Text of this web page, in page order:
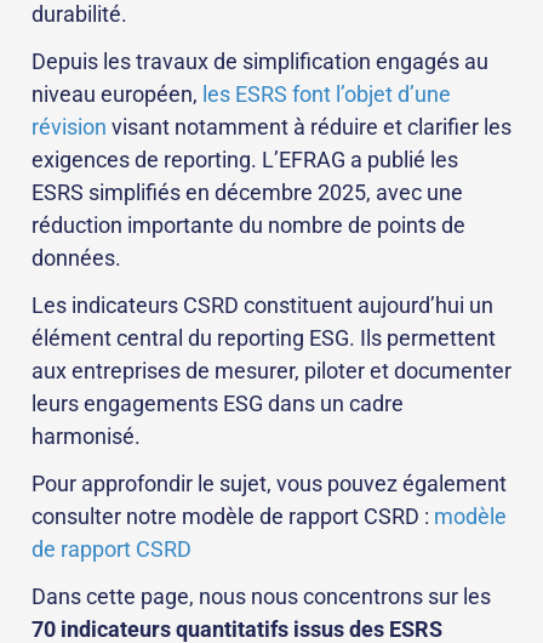
durabilité.
Depuis les travaux de simplification engagés au
niveau européen, les ESRS font l’objet d’une
révision visant notamment à réduire et clarifier les
exigences de reporting. L’EFRAG a publié les
ESRS simplifiés en décembre 2025, avec une
réduction importante du nombre de points de
données.
Les indicateurs CSRD constituent aujourd’hui un
élément central du reporting ESG. Ils permettent
aux entreprises de mesurer, piloter et documenter
leurs engagements ESG dans un cadre
harmonisé.
Pour approfondir le sujet, vous pouvez également
consulter notre modèle de rapport CSRD : modèle
de rapport CSRD
Dans cette page, nous nous concentrons sur les
70 indicateurs quantitatifs issus des ESRS